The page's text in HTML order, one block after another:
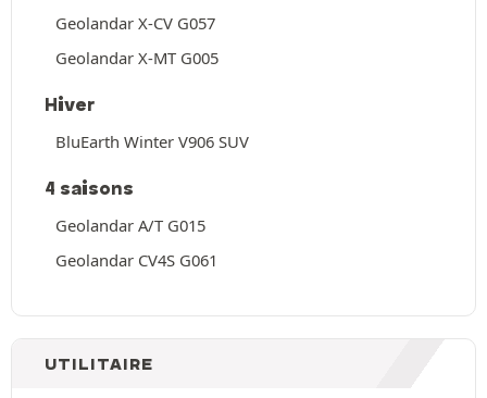
Geolandar X-CV G057
Geolandar X-MT G005
Hiver
BluEarth Winter V906 SUV
4 saisons
Geolandar A/T G015
Geolandar CV4S G061
UTILITAIRE